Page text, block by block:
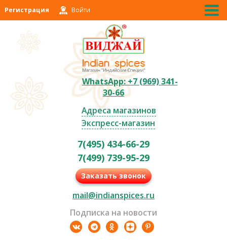
Регистрация Войти
WhatsApp: +7 (969) 341-
30-66
Адреса магазинов
Экспресс-магазин
7(495) 434-66-29
7(499) 739-95-29
Заказать звонок
mail@indianspices.ru
Подписка на новости